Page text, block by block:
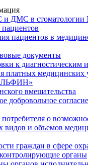
ДМС в стоматологии
пациентов в
документы
к диагностическим
платных медицинских
вмешательства
добровольное
о
видов и объемов
граждан в сфере
органы